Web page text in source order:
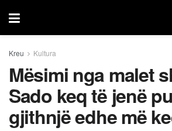
Kreu Kultura
Mësimi nga malet
Sado keq të jenë
gjithnjë edhe më